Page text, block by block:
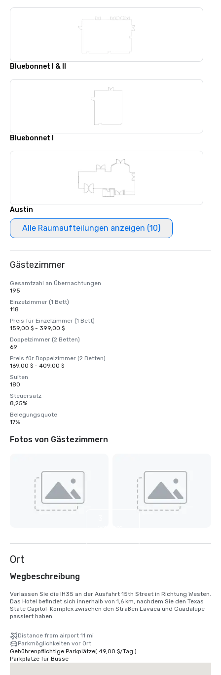
Bluebonnet I & II
Bluebonnet I
Austin
Alle Raumaufteilungen anzeigen (10)
Gästezimmer
Gesamtzahl an Übernachtungen
195
Einzelzimmer (1 Bett)
118
Preis für Einzelzimmer (1 Bett)
159,00 $ - 399,00 $
Doppelzimmer (2 Betten)
69
Preis für Doppelzimmer (2 Betten)
169,00 $ - 409,00 $
Suiten
180
Steuersatz
8,25%
Belegungsquote
17%
Fotos von Gästezimmern
Ort
Wegbeschreibung
Verlassen Sie die IH35 an der Ausfahrt 15th Street in Richtung Westen.
Das Hotel befindet sich innerhalb von 1,6 km, nachdem Sie den Texas
State Capitol-Komplex zwischen den Straßen Lavaca und Guadalupe
passiert haben.
Distance from airport 11 mi
Parkmöglichkeiten vor Ort
Gebührenpflichtige Parkplätze( 49,00 $/Tag )
Parkplätze für Busse